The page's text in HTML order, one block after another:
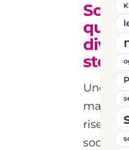
Uno
risentito
social